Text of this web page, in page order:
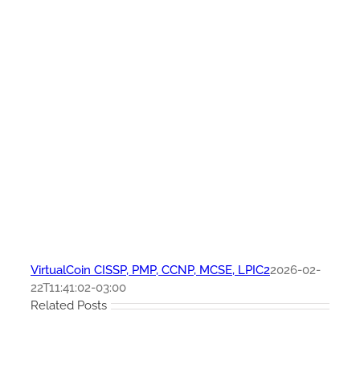
VirtualCoin CISSP, PMP, CCNP, MCSE, LPIC22026-02-
22T11:41:02-03:00
Related Posts